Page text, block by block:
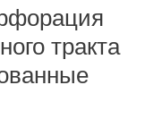
тракта